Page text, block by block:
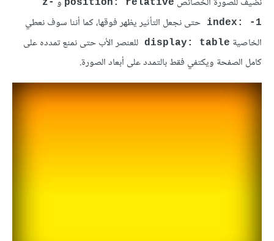
position: relative
z-
index: -1
حتى نجعل التأثير يظهر فوقها، كما أننا سوف نعطي
الخاصية display: table للعنصر الأب حتى نمنع تمدده على
كامل الصفحة ويكتفي فقط بالتمدد على أبعاد الصورة.